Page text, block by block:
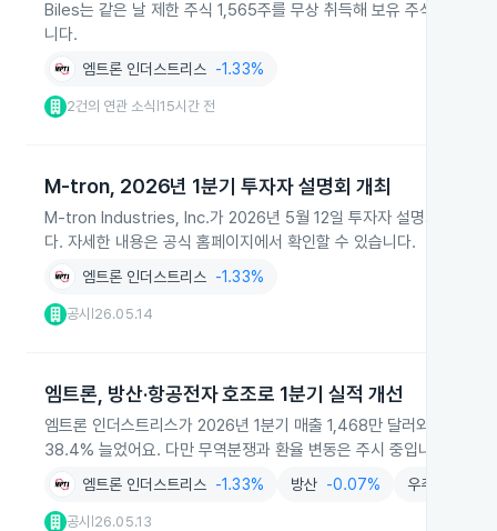
Biles는 같은 날 제한 주식 1,565주를 무상 취득해 보유 주식이
니다.
엠트론 인더스트리스 -1.33%
2건의 연관 소식 15시간 전
M-tron, 2026년 1분기 투자자 설명회 개최
M-tron Industries, Inc.가 2026년 5월 12일 투자자 설명회를 열고
다. 자세한 내용은 공식 홈페이지에서 확인할 수 있습니다.
엠트론 인더스트리스 -1.33%
공시 26.05.14
엠트론, 방산·항공전자 호조로 1분기 실적 개선
엠트론 인더스트리스가 2026년 1분기 매출 1,468만 달러와 순이익
38.4% 늘었어요. 다만 무역분쟁과 환율 변동은 주시 중입니다.
엠트론 인더스트리스 -1.33% 방산 -0.07% 우주항공
공시 26.05.13